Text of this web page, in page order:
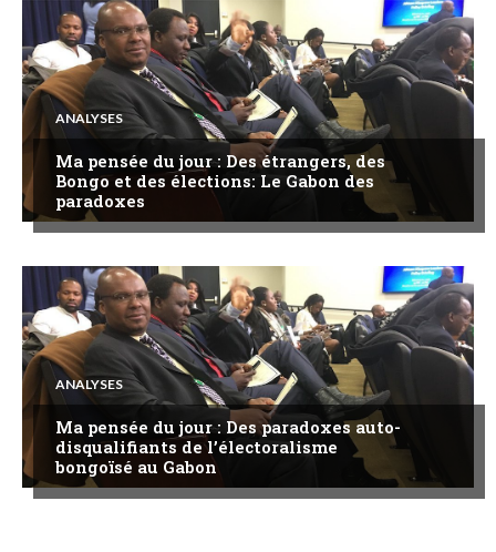
ANALYSES
Ma pensée du jour : Des étrangers, des
Bongo et des élections: Le Gabon des
paradoxes
ANALYSES
Ma pensée du jour : Des paradoxes auto-
disqualifiants de l’électoralisme
bongoïsé au Gabon